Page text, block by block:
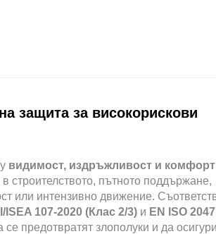
защита за високорискови
видимост, издръжливост и комфорт
строителството, пътното поддържане,
или интензивно движение.
ISEA 107-2020 (Клас 2/3) и EN ISO
предотвратят злополуки и да осигури